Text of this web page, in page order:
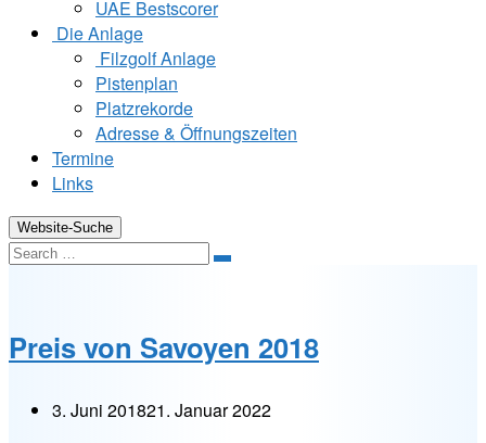
UAE Bestscorer
Die Anlage
Filzgolf Anlage
Pistenplan
Platzrekorde
Adresse & Öffnungszeiten
Termine
Links
Website-Suche
Search
Preis von Savoyen 2018
3. Juni 201821. Januar 2022